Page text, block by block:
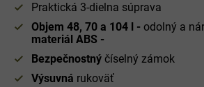
Praktická 3-dielna súprava
Objem 48, 70 a 104 l - odolný a
materiál ABS -
Bezpečnostný číselný zámok
Výsuvná rukoväť